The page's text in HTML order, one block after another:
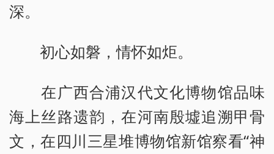
深。
初心如磐，情怀如炬。
在广西合浦汉代文化博物馆品味
海上丝路遗韵，在河南殷墟追溯甲骨
文，在四川三星堆博物馆新馆察看“神